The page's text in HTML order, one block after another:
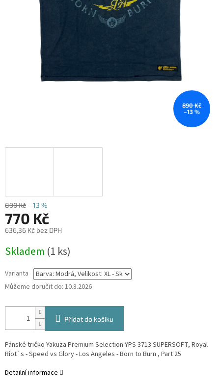
890 Kč
–13 %
890 Kč –13 %
770 Kč
636,36 Kč bez DPH
cena:
Skladem (1 ks)
Varianta
Můžeme doručit do: 10.8.2026
Přidat do košíku
Pánské tričko Yakuza Premium Selection YPS 3713 SUPERSOFT, Royal
Riot´s - Speed vs Glory - Los Angeles - Born to Burn , Part 25
Detailní informace